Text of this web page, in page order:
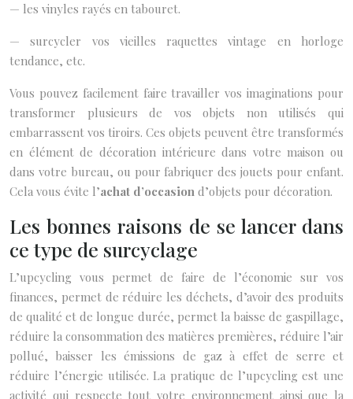
— les vinyles rayés en tabouret.
— surcycler vos vieilles raquettes vintage en horloge
tendance, etc.
Vous pouvez facilement faire travailler vos imaginations pour
transformer plusieurs de vos objets non utilisés qui
embarrassent vos tiroirs. Ces objets peuvent être transformés
en élément de décoration intérieure dans votre maison ou
dans votre bureau, ou pour fabriquer des jouets pour enfant.
Cela vous évite l’achat d’occasion d’objets pour décoration.
Les bonnes raisons de se lancer dans
ce type de surcyclage
L’upcycling vous permet de faire de l’économie sur vos
finances, permet de réduire les déchets, d’avoir des produits
de qualité et de longue durée, permet la baisse de gaspillage,
réduire la consommation des matières premières, réduire l’air
pollué, baisser les émissions de gaz à effet de serre et
réduire l’énergie utilisée. La pratique de l’upcycling est une
activité qui respecte tout votre environnement ainsi que la